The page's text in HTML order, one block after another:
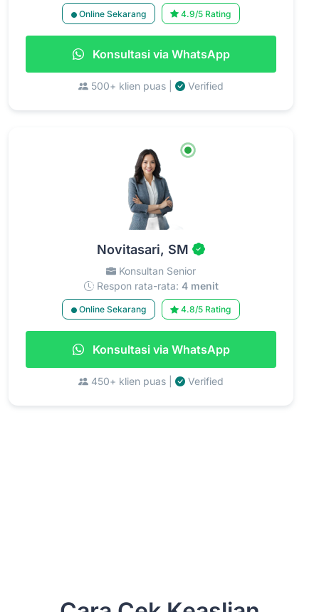
Online Sekarang 4.9/5 Rating
Konsultasi via WhatsApp
500+ klien puas | Verified
Novitasari, SM
Konsultan Senior
Respon rata-rata: 4 menit
Online Sekarang 4.8/5 Rating
Konsultasi via WhatsApp
450+ klien puas | Verified